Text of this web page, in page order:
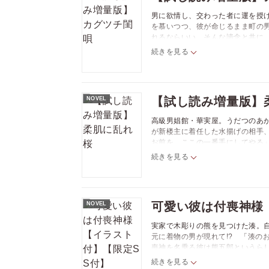
男に欲情し、交わった者に運を授
を慕いつつ、彼が命じるまま町の
れるならいい。そんな諦念と共に
「この町に人を探しにきた」と
続きを見る
NOVEL 【試し読み増量版
高級男娼館・華実屋。うだつのあ
が新楼主に着任した水揚げの相手
お前を、ここの一番手にしてやる
な温かさを秘めた志蔓。優しさ
続きを見る
NOVEL 可愛い彼は付喪神様
実家で木彫りの熊を見つけた湊。
元に着物の男が現れて!? 「湊の
喪神を名乗る彼は熊五郎というら
手に入れたテディベアの付喪神
続きを見る